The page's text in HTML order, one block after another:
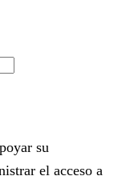
su
el acceso a